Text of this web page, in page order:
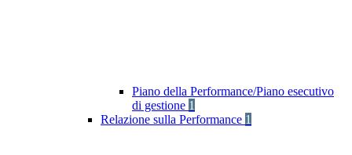
Piano della Performance/Piano esecutivo
di gestione 1
Relazione sulla Performance 1